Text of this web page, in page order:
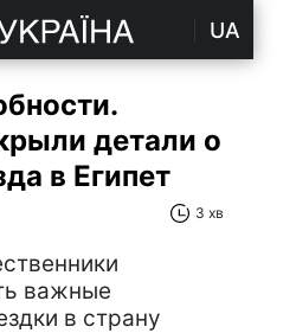
UA
детали о
в Египет
3 хв
важные
в страну